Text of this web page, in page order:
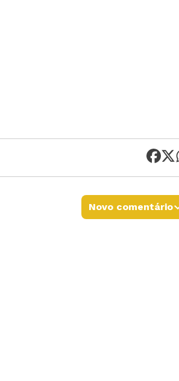
Novo comentário